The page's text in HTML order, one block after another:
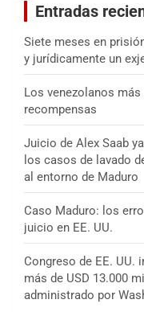
Entradas
Siete meses en
y jurídicamente un
Los venezolanos
recompensas
Juicio de Alex Saab
los casos de lavado
al entorno de Maduro
Caso Maduro: los
juicio en EE. UU.
Congreso de EE.
más de USD 13.000
administrado por